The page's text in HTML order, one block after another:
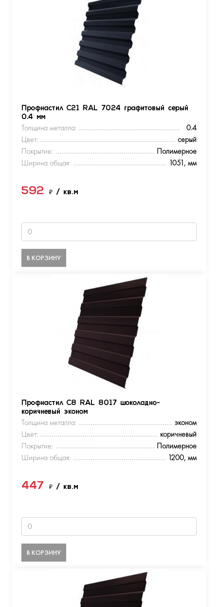
Профнастил С21 RAL 7024 графитовый серый
0.4 мм
Толщина металла:
0.4
Цвет:
серый
Покрытие:
Полимерное
Ширина общая:
1051, мм
592 ₽ / кв.м
В КОРЗИНУ
Профнастил С8 RAL 8017 шоколадно-
коричневый эконом
Толщина металла:
эконом
Цвет:
коричневый
Покрытие:
Полимерное
Ширина общая:
1200, мм
447 ₽ / кв.м
В КОРЗИНУ